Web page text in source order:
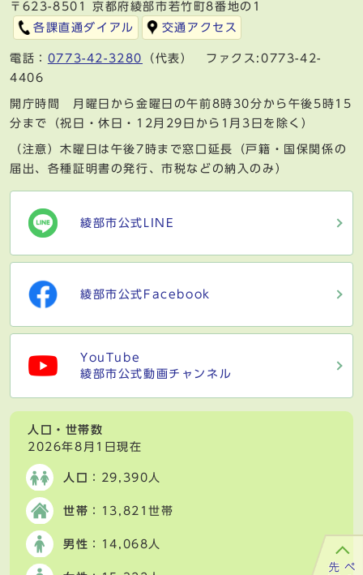
〒623-8501 京都府綾部市若竹町8番地の1
各課直通ダイアル
交通アクセス
電話： 0773-42-3280
（代表） ファクス:0773-42-
4406
開庁時間 月曜日から金曜日の午前8時30分から午後5時15
分まで（祝日・休日・12月29日から1月3日を除く）
（注意）木曜日は午後7時まで窓口延長（戸籍・国保関係の
届出、各種証明書の発行、市税などの納入のみ）
綾部市公式LINE
綾部市公式Facebook
YouTube
綾部市公式動画チャンネル
人口・世帯数
2026年8月1日現在
人口 ：29,390人
世帯 ：13,821世帯
男性 ：14,068人